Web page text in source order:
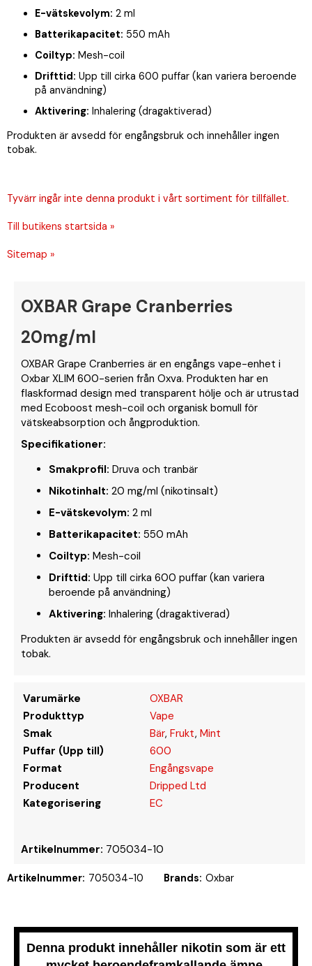
E-vätskevolym: 2 ml
Batterikapacitet: 550 mAh
Coiltyp: Mesh-coil
Drifttid: Upp till cirka 600 puffar (kan variera beroende
på användning)
Aktivering: Inhalering (dragaktiverad)
Produkten är avsedd för engångsbruk och innehåller ingen
tobak.
Tyvärr ingår inte denna produkt i vårt sortiment för tillfället.
Till butikens startsida »
Sitemap »
OXBAR Grape Cranberries
20mg/ml
OXBAR Grape Cranberries är en engångs vape-enhet i
Oxbar XLIM 600-serien från Oxva. Produkten har en
flaskformad design med transparent hölje och är utrustad
med Ecoboost mesh-coil och organisk bomull för
vätskeabsorption och ångproduktion.
Specifikationer:
Smakprofil: Druva och tranbär
Nikotinhalt: 20 mg/ml (nikotinsalt)
E-vätskevolym: 2 ml
Batterikapacitet: 550 mAh
Coiltyp: Mesh-coil
Drifttid: Upp till cirka 600 puffar (kan variera
beroende på användning)
Aktivering: Inhalering (dragaktiverad)
Produkten är avsedd för engångsbruk och innehåller ingen
tobak.
Varumärke
OXBAR
Produkttyp
Vape
Smak
Bär, Frukt, Mint
Puffar (Upp till)
600
Format
Engångsvape
Producent
Dripped Ltd
Kategorisering
EC
Artikelnummer: 705034-10
Artikelnummer: 705034-10 Brands: Oxbar
Denna produkt innehåller nikotin som är ett